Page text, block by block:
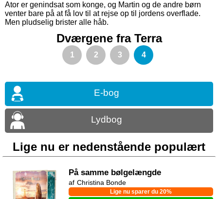
Ator er genindsat som konge, og Martin og de andre børn
venter bare på at få lov til at rejse op til jordens overflade.
Men pludselig brister alle håb.
Dværgene fra Terra
1 2 3 4
E-bog
Lydbog
Lige nu er nedenstående populært
På samme bølgelængde
Lige nu sparer du 20%
Christina Bonde